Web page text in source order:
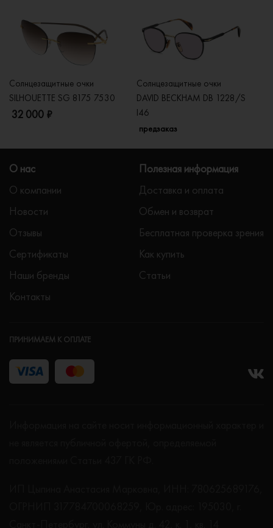
Солнцезащитные очки
SILHOUETTE SG 8175 7530
32 000 ₽
Солнцезащитные очки
DAVID BECKHAM DB 1228/S
I46
предзаказ
О нас
О компании
Новости
Отзывы
Сертификаты
Наши бренды
Контакты
Полезная информация
Доставка и оплата
Обмен и возврат
Бесплатная проверка зрения
Как купить
Статьи
ПРИНИМАЕМ К ОПЛАТЕ